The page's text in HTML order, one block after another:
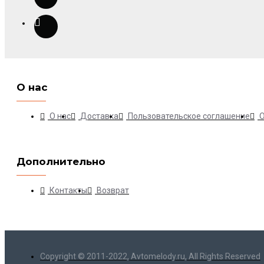
О нас
О нас Доставка Пользовательское соглашение
Дополнительно
Контакты Возврат
Copyright © 2011-2022, Avtomelody.ru, All Rights Reserved